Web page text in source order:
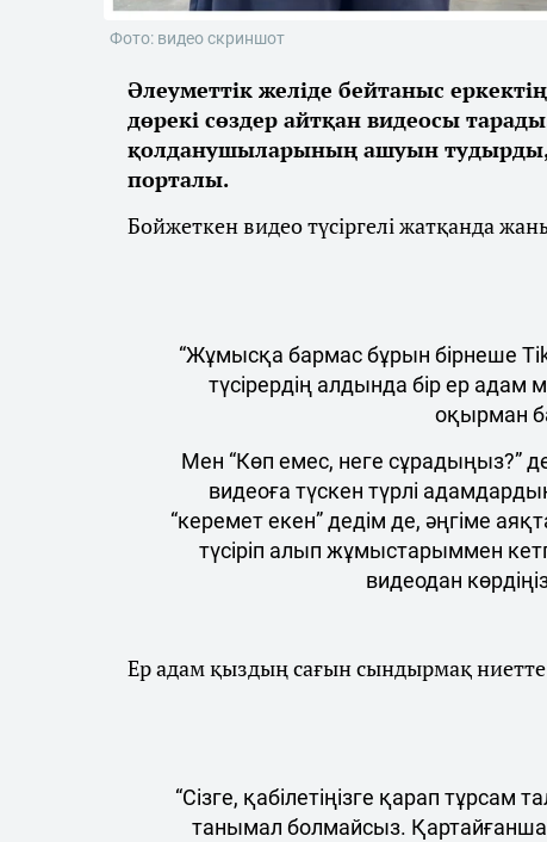
Фото: видео скриншот
Әлеуметтік желіде бейтаныс
дөрекі сөздер айтқан видеосы
қолданушыларының ашуын
порталы.
Бойжеткен видео түсіргелі жатқанда
“Жұмысқа бармас бұрын бірнеше
түсірердің алдында бір ер адам
оқырман
Мен “Көп емес, неге сұрадыңыз?”
видеоға түскен түрлі
“керемет екен” дедім де, әңгіме
түсіріп алып жұмыстарыммен
видеодан
Ер адам қыздың сағын сындырмақ ниетте
“Сізге, қабілетіңізге қарап
танымал болмайсыз. Қартайғанша